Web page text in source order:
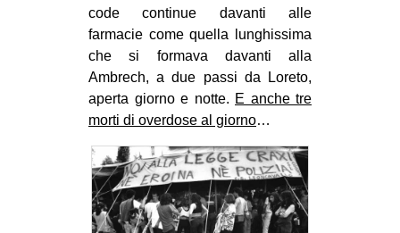
code continue davanti alle
farmacie come quella lunghissima
che si formava davanti alla
Ambrech, a due passi da Loreto,
aperta giorno e notte. E anche tre
morti di overdose al giorno…